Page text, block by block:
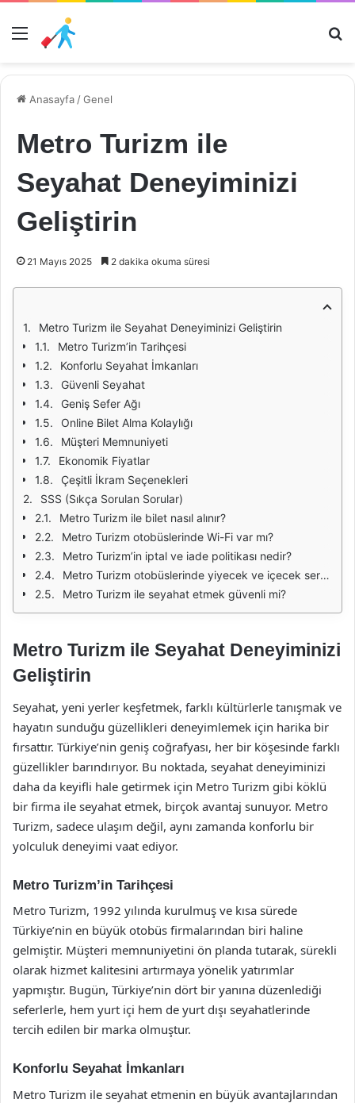
Menü
Anasayfa /Genel
Metro Turizm ile
Seyahat Deneyiminizi
Geliştirin
21 Mayıs 2025 2 dakika okuma süresi
Metro Turizm ile Seyahat Deneyiminizi Geliştirin
Metro Turizm’in Tarihçesi
Konforlu Seyahat İmkanları
Güvenli Seyahat
Geniş Sefer Ağı
Online Bilet Alma Kolaylığı
Müşteri Memnuniyeti
Ekonomik Fiyatlar
Çeşitli İkram Seçenekleri
SSS (Sıkça Sorulan Sorular)
Metro Turizm ile bilet nasıl alınır?
Metro Turizm otobüslerinde Wi-Fi var mı?
Metro Turizm’in iptal ve iade politikası nedir?
Metro Turizm otobüslerinde yiyecek ve içecek servisi var mı?
Metro Turizm ile seyahat etmek güvenli mi?
Metro Turizm ile Seyahat Deneyiminizi
Geliştirin
Seyahat, yeni yerler keşfetmek, farklı kültürlerle tanışmak ve
hayatın sunduğu güzellikleri deneyimlemek için harika bir
fırsattır. Türkiye’nin geniş coğrafyası, her bir köşesinde farklı
güzellikler barındırıyor. Bu noktada, seyahat deneyiminizi
daha da keyifli hale getirmek için Metro Turizm gibi köklü
bir firma ile seyahat etmek, birçok avantaj sunuyor. Metro
Turizm, sadece ulaşım değil, aynı zamanda konforlu bir
yolculuk deneyimi vaat ediyor.
Metro Turizm’in Tarihçesi
Metro Turizm, 1992 yılında kurulmuş ve kısa sürede
Türkiye’nin en büyük otobüs firmalarından biri haline
gelmiştir. Müşteri memnuniyetini ön planda tutarak, sürekli
olarak hizmet kalitesini artırmaya yönelik yatırımlar
yapmıştır. Bugün, Türkiye’nin dört bir yanına düzenlediği
seferlerle, hem yurt içi hem de yurt dışı seyahatlerinde
tercih edilen bir marka olmuştur.
Konforlu Seyahat İmkanları
Metro Turizm ile seyahat etmenin en büyük avantajlarından